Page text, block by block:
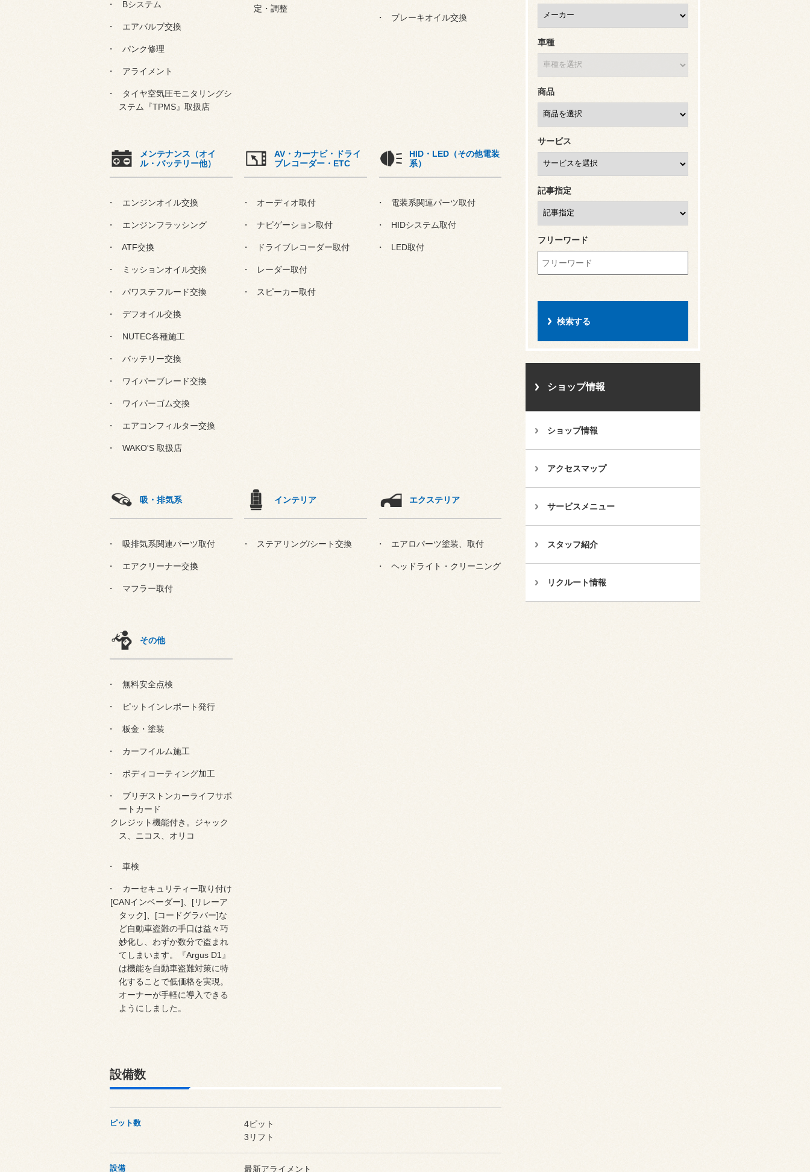
Bシステム
エアバルブ交換
パンク修理
アライメント
タイヤ空気圧モニタリングシ
ステム『TPMS』取扱店
定・調整
ブレーキオイル交換
メンテナンス（オイ
ル・バッテリー他）
エンジンオイル交換
エンジンフラッシング
ATF交換
ミッションオイル交換
パワステフルード交換
デフオイル交換
NUTEC各種施工
バッテリー交換
ワイパーブレード交換
ワイパーゴム交換
エアコンフィルター交換
WAKO'S 取扱店
AV・カーナビ・ドライ
ブレコーダー・ETC
オーディオ取付
ナビゲーション取付
ドライブレコーダー取付
レーダー取付
スピーカー取付
HID・LED（その他電装
系）
電装系関連パーツ取付
HIDシステム取付
LED取付
吸・排気系
吸排気系関連パーツ取付
エアクリーナー交換
マフラー取付
インテリア
ステアリング/シート交換
エクステリア
エアロパーツ塗装、取付
ヘッドライト・クリーニング
その他
無料安全点検
ピットインレポート発行
板金・塗装
カーフイルム施工
ボディコーティング加工
ブリヂストンカーライフサポ
ートカード
クレジット機能付き。ジャック
ス、ニコス、オリコ
車検
カーセキュリティー取り付け
[CANインベーダー]、[リレーア
タック]、[コードグラバー]な
ど自動車盗難の手口は益々巧
妙化し、わずか数分で盗まれ
てしまいます。『Argus D1』
は機能を自動車盗難対策に特
化することで低価格を実現。
オーナーが手軽に導入できる
ようにしました。
設備数
ピット数
4ピット
3リフト
設備 最新アライメント
車種
商品
サービス
記事指定
フリーワード
ショップ情報
ショップ情報
アクセスマップ
サービスメニュー
スタッフ紹介
リクルート情報